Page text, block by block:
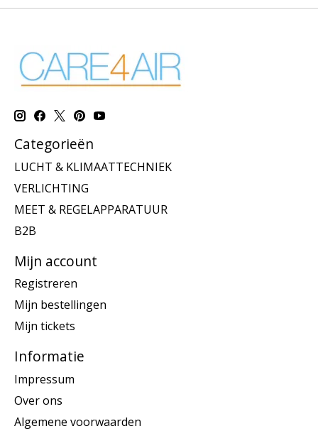
Categorieën
LUCHT & KLIMAATTECHNIEK
VERLICHTING
MEET & REGELAPPARATUUR
B2B
Mijn account
Registreren
Mijn bestellingen
Mijn tickets
Informatie
Impressum
Over ons
Algemene voorwaarden